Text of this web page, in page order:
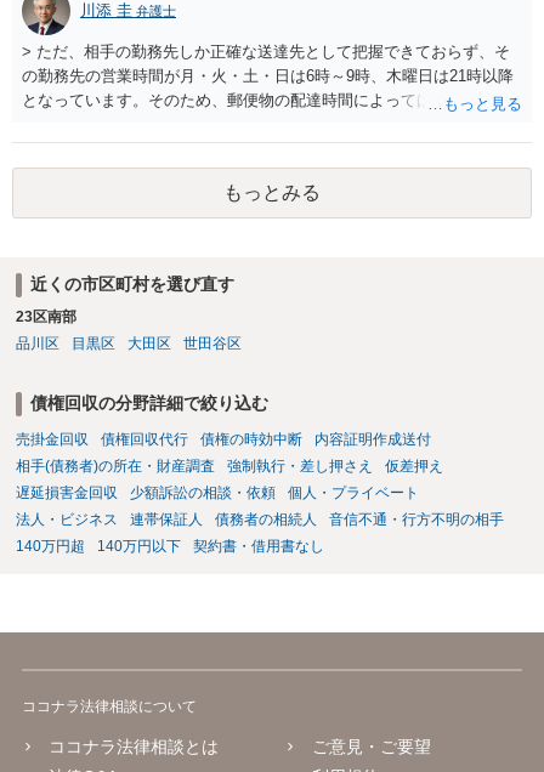
川添 圭 弁護士
> ただ、相手の勤務先しか正確な送達先として把握できておらず、そ
の勤務先の営業時間が月・火・土・日は6時～9時、木曜日は21時以降
となっています。そのため、郵便物の配達時間によっては受け取りが
夜間の送達を上申するのが基本になりますが、感覚的には郵便局を動
かすには早すぎるので執行官送達を申し立てる必要があるかもしれま
せん。裁判所としては（あまりに特殊すぎて）就業場所送達を認めな
い可能性もありますし、執行官送達には費用もかかりますので、まず
もっとみる
近くの市区町村を選び直す
23区南部
品川区
目黒区 大田区 世田谷区
債権回収の分野詳細で絞り込む
売掛金回収 債権回収代行 債権の時効中断
内容証明作成送付
相手(債務者)の所在・財産調査
強制執行・差し押さえ
仮差押え
遅延損害金回収
少額訴訟の相談・依頼
個人・プライベート
法人・ビジネス
連帯保証人 債務者の相続人
音信不通・行方不明の相手
140万円超
140万円以下 契約書・借用書なし
ココナラ法律相談について
ココナラ法律相談とは
ご意見・ご要望